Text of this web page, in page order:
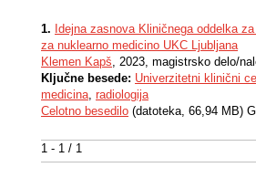
1 - 1 / 1
1. Idejna zasnova Kliničnega oddelka
za nuklearno medicino UKC Ljubljana
Klemen Kapš, 2023, magistrsko delo/
Ključne besede: Univerzitetni klinični
medicina, radiologija
Celotno besedilo (datoteka, 66,94 MB)